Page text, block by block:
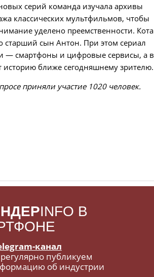
серий команда изучала архивы
классических мультфильмов, чтобы
уделено преемственности. Кота
старший сын Антон. При этом сериал
— смартфоны и цифровые сервисы, а в
историю ближе сегодняшнему зрителю.
приняли участие 1020 человек.
INFO В
канал
публикуем
об индустрии